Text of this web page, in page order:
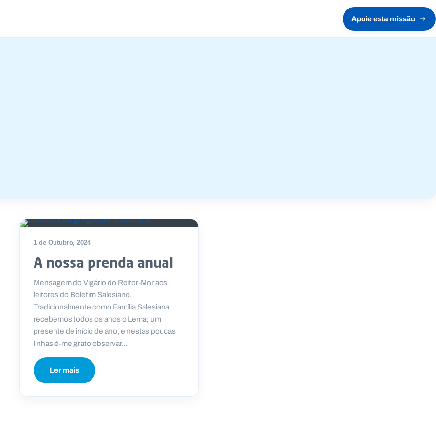
Apoie esta missão
1 de Outubro, 2024
A nossa prenda anual
Mensagem do Vigário do Reitor-Mor aos
leitores do Boletim Salesiano.
Tradicionalmente como Família Salesiana
recebemos todos os anos o Lema; um
presente de início de ano, e nestas poucas
linhas é-me grato observar...
Ler mais